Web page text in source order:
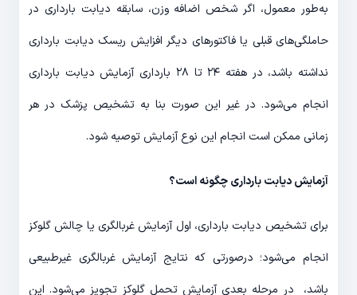
به‌طور معمول، اگر شخص اضافه وزن، سابقه دیابت بارداری در
حاملگی‌های قبلی یا فاکتورهای دیگر افزایش ریسک دیابت بارداری
نداشته باشد، در هفته ۲۴ تا ۲۸ بارداری آزمایش دیابت بارداری
انجام می‌شود. در غیر این ‌صورت بنا به تشخیص پزشک در هر
زمانی ممکن است انجام این نوع آزمایش توصیه شود.
آزمایش دیابت بارداری چگونه است؟
برای تشخیص دیابت بارداری، اول آزمایش غربالگری یا چالش گلوکز
انجام می‌شود؛ درصورتی که نتایج آزمایش غربالگری غیرطبیعی
باشد، در مرحله بعدی آزمایش تحمل گلوکز تجویز می‌شود. این